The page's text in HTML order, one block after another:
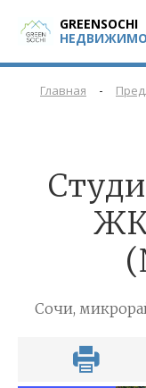
GREENSOCHI
Главная -
ЖК
Сочи,